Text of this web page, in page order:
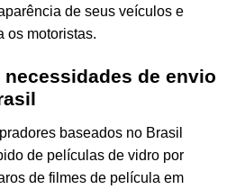
de seus veículos e
os motoristas.
de envio
baseados no Brasil
de películas de vidro por
de filmes de película em